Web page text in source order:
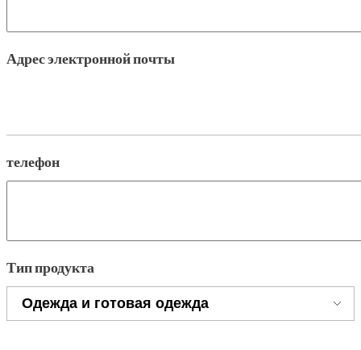
Адрес электронной почты
телефон
Тип продукта